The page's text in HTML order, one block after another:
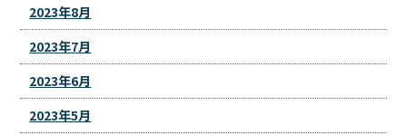
2023年8月
2023年7月
2023年6月
2023年5月